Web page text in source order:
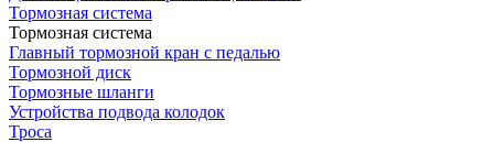
Тормозная система
Тормозная система
Главный тормозной кран с педалью
Тормозной диск
Тормозные шланги
Устройства подвода колодок
Троса